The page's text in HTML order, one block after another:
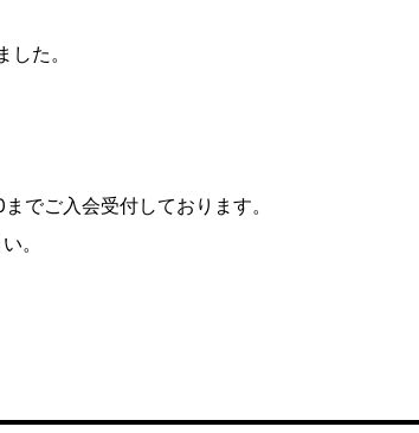
た。
でご入会受付しております。
。